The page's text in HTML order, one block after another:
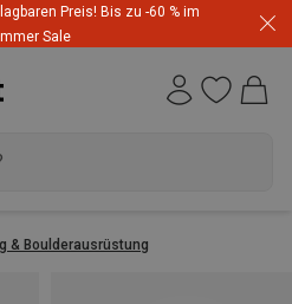
Preis! Bis zu -60 % im
Sale
& Boulderausrüstung